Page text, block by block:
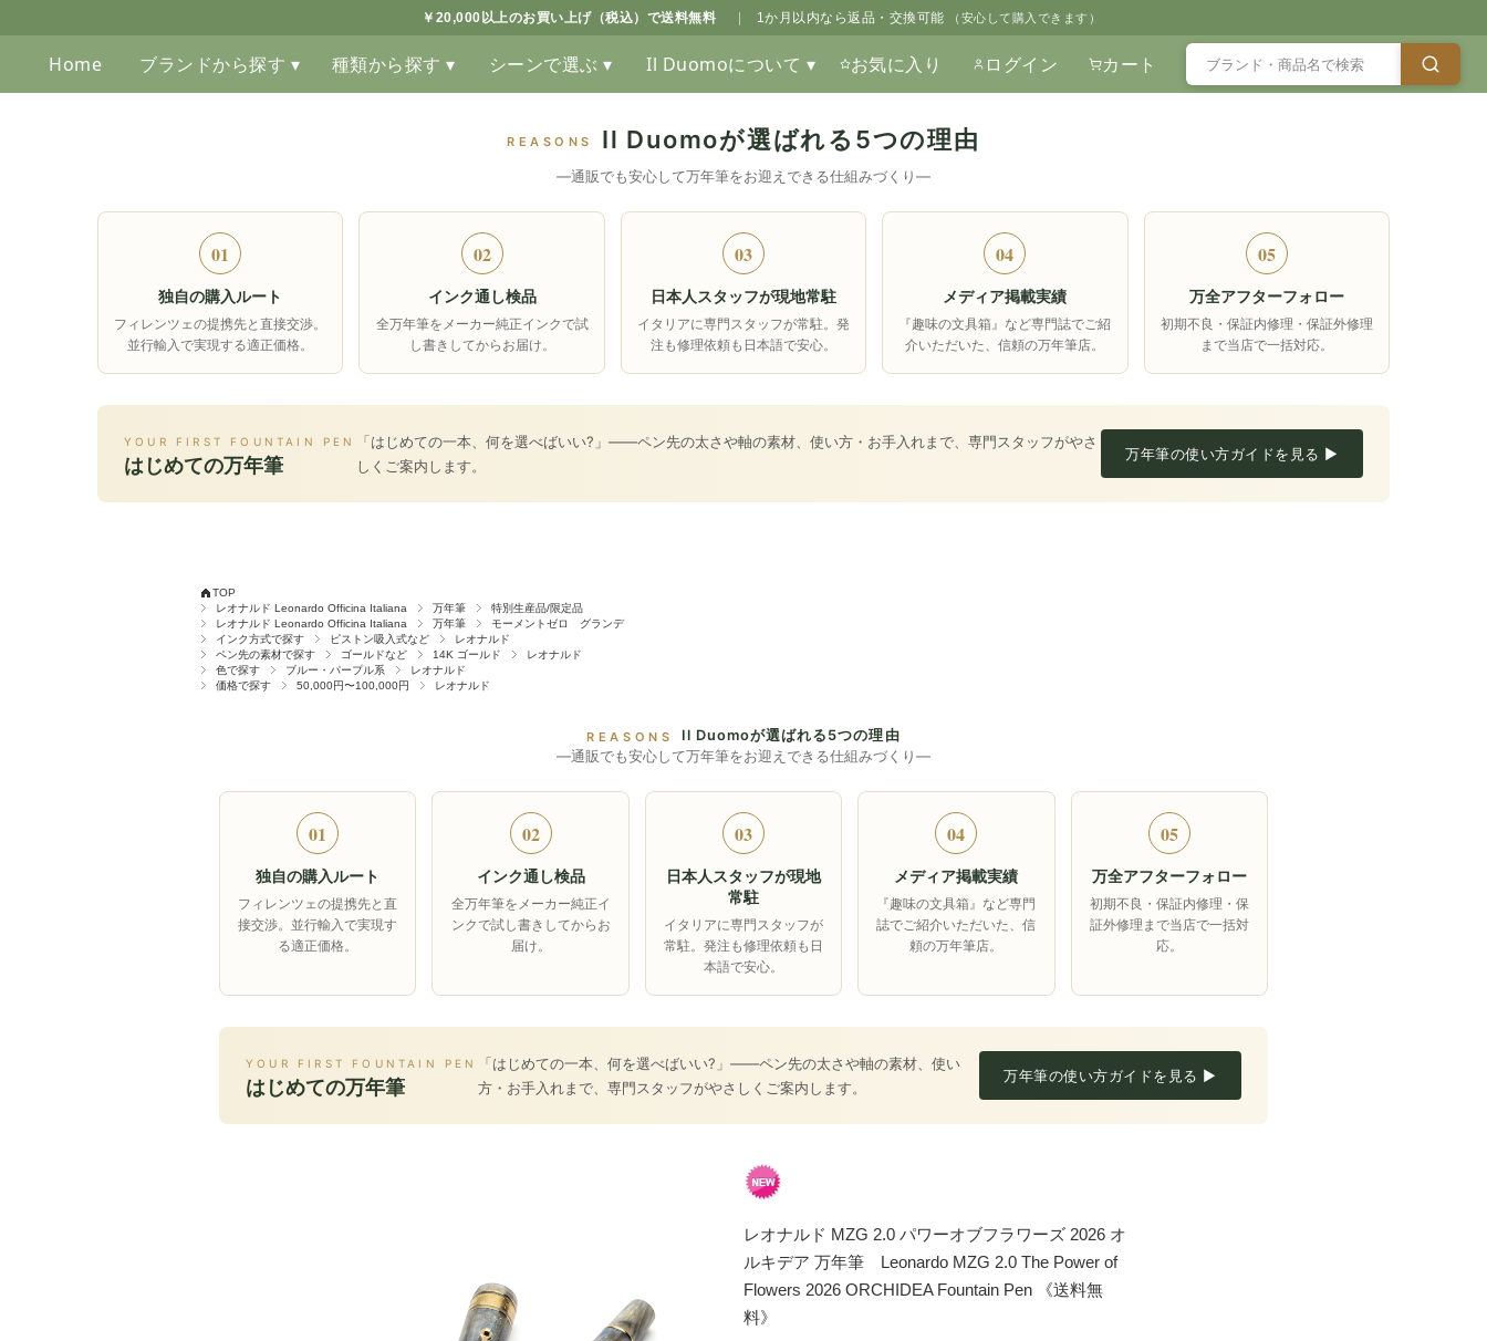
￥20,000以上のお買い上げ（税込）で送料無料 1か月以内なら返品・交換可能 （安心して購入できます）
Home ブランドから探す ▾ 種類から探す ▾ シーンで選ぶ ▾ Il Duomoについて ▾ お気に入り ログイン カート
REASONS Il Duomoが選ばれる5つの理由
―通販でも安心して万年筆をお迎えできる仕組みづくり―
01
独自の購入ルート
フィレンツェの提携先と直接交渉。
並行輸入で実現する適正価格。
02
インク通し検品
全万年筆をメーカー純正インクで試
し書きしてからお届け。
03
日本人スタッフが現地常駐
イタリアに専門スタッフが常駐。発
注も修理依頼も日本語で安心。
04
メディア掲載実績
『趣味の文具箱』など専門誌でご紹
介いただいた、信頼の万年筆店。
05
万全アフターフォロー
初期不良・保証内修理・保証外修理
まで当店で一括対応。
YOUR FIRST FOUNTAIN PEN
はじめての万年筆
「はじめての一本、何を選べばいい?」――ペン先の太さや軸の素材、使い方・お手入れまで、専門スタッフがやさ
しくご案内します。
万年筆の使い方ガイドを見る ▶
TOP
レオナルド Leonardo Officina Italiana
万年筆
特別生産品/限定品
レオナルド Leonardo Officina Italiana
万年筆
モーメントゼロ グランデ
インク方式で探す
ピストン吸入式など
レオナルド
ペン先の素材で探す
ゴールドなど 14K ゴールド
レオナルド
色で探す
ブルー・パープル系
レオナルド
価格で探す
50,000円〜100,000円 レオナルド
REASONS Il Duomoが選ばれる5つの理由
―通販でも安心して万年筆をお迎えできる仕組みづくり―
01
独自の購入ルート
フィレンツェの提携先と直
接交渉。並行輸入で実現す
る適正価格。
02
インク通し検品
全万年筆をメーカー純正イ
ンクで試し書きしてからお
届け。
03
日本人スタッフが現地
常駐
イタリアに専門スタッフが
常駐。発注も修理依頼も日
本語で安心。
04
メディア掲載実績
『趣味の文具箱』など専門
誌でご紹介いただいた、信
頼の万年筆店。
05
万全アフターフォロー
初期不良・保証内修理・保
証外修理まで当店で一括対
応。
YOUR FIRST FOUNTAIN PEN
はじめての万年筆
「はじめての一本、何を選べばいい?」――ペン先の太さや軸の素材、使い
方・お手入れまで、専門スタッフがやさしくご案内します。
万年筆の使い方ガイドを見る ▶
レオナルド MZG 2.0 パワーオブフラワーズ 2026 オ
ルキデア 万年筆 Leonardo MZG 2.0 The Power of
Flowers 2026 ORCHIDEA Fountain Pen 《送料無
料》